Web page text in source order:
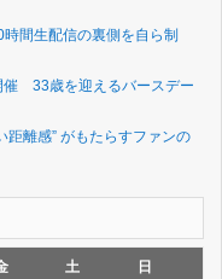
間生配信の裏側を自ら制
催 33歳を迎えるバースデー
離感” がもたらすファンの
土 日